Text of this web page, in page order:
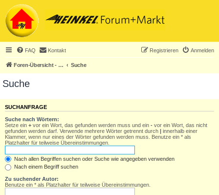
FAQ Kontakt Anmelden
Registrieren
Foren-Übersicht - ACHTUNG! Neuregistrierung nur noch für Heinkel-Club-Mitglieder! Suche
Suche
SUCHANFRAGE
Suche nach Wörtern:
Setze ein + vor ein Wort, das gefunden werden muss und ein - vor ein Wort, das nicht
gefunden werden darf. Verwende mehrere Wörter getrennt durch | innerhalb einer
Klammer, wenn nur eines der Wörter gefunden werden muss. Benutze ein * als
Platzhalter für teilweise Übereinstimmungen.
Nach allen Begriffen suchen oder Suche wie angegeben verwenden
Nach einem Begriff suchen
Zu suchender Autor:
Benutze ein * als Platzhalter für teilweise Übereinstimmungen.